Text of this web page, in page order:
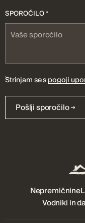
SPOROČILO *
Strinjam se spogoji
Pošlji sporočilo
Nepremičnine
Vodniki in